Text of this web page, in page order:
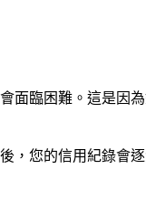
面臨困難。這是因
，您的信用紀錄會